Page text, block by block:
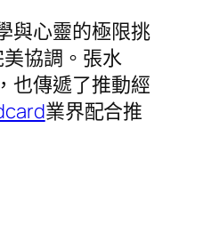
與心靈的極限挑
協調。張水
也傳遞了推動經
業界配合推